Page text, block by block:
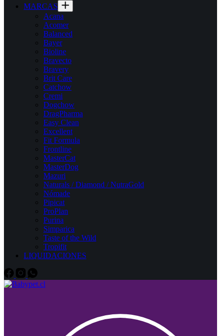
MARCAS
Acana
Acomer
Balanced
Bayer
Bioline
Bravecto
Bravery
Brit Care
Catchow
Cremi
Dogchow
DragPharma
Easy Clean
Excellent
Fit Formula
Frontline
MasterCat
MasterDog
Mazuri
Naturals / Diamond / NutraGold
Nómade
Pipicat
ProPlan
Purina
Simparica
Taste of the Wild
Tropifit
LIQUIDACIONES